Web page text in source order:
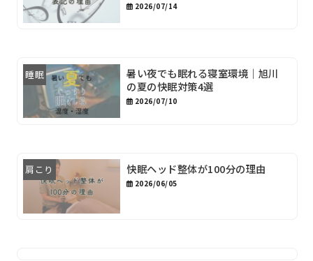
2026/07/14
睡眠
暑い夜でも眠れる寝室環境｜旭川
の夏の快眠対策4選
2026/07/10
肩こり 快眠ヘッド整体が100分の理由
2026/06/05